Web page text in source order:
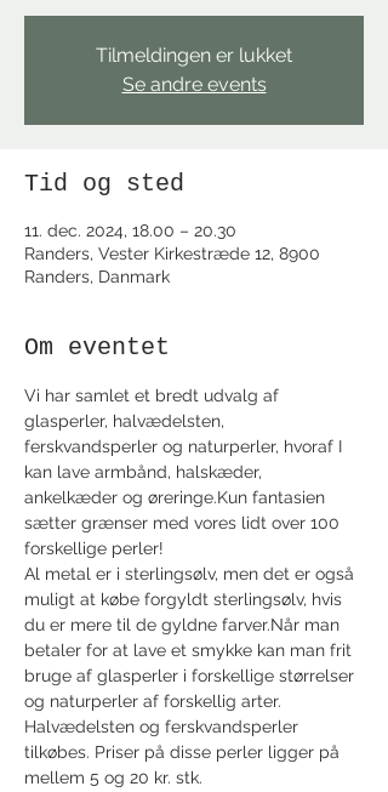
Tilmeldingen er lukket
Se andre events
Tid og sted
11. dec. 2024, 18.00 – 20.30
Randers, Vester Kirkestræde 12, 8900
Randers, Danmark
Om eventet
Vi har samlet et bredt udvalg af
glasperler, halvædelsten,
ferskvandsperler og naturperler, hvoraf I
kan lave armbånd, halskæder,
ankelkæder og øreringe.Kun fantasien
sætter grænser med vores lidt over 100
forskellige perler!
Al metal er i sterlingsølv, men det er også
muligt at købe forgyldt sterlingsølv, hvis
du er mere til de gyldne farver.Når man
betaler for at lave et smykke kan man frit
bruge af glasperler i forskellige størrelser
og naturperler af forskellig arter.
Halvædelsten og ferskvandsperler
tilkøbes. Priser på disse perler ligger på
mellem 5 og 20 kr. stk.